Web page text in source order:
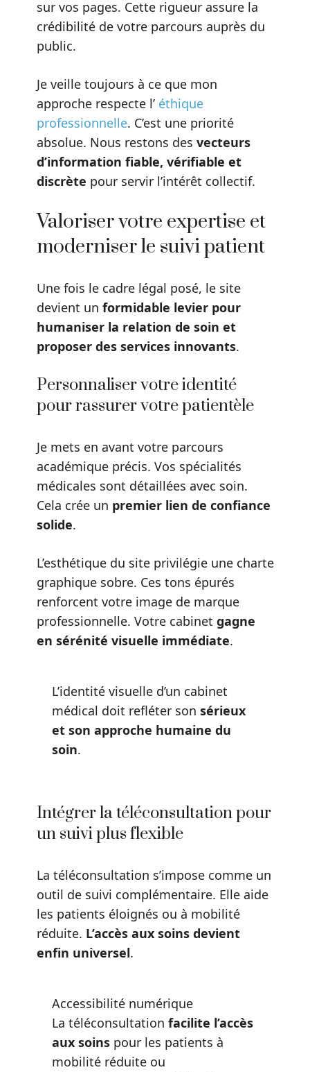
sur vos pages. Cette rigueur assure la
crédibilité de votre parcours auprès du
public.
Je veille toujours à ce que mon
approche respecte l’ éthique
professionnelle. C’est une priorité
absolue. Nous restons des vecteurs
d’information fiable, vérifiable et
discrète pour servir l’intérêt collectif.
Valoriser votre expertise et
moderniser le suivi patient
Une fois le cadre légal posé, le site
devient un formidable levier pour
humaniser la relation de soin et
proposer des services innovants.
Personnaliser votre identité
pour rassurer votre patientèle
Je mets en avant votre parcours
académique précis. Vos spécialités
médicales sont détaillées avec soin.
Cela crée un premier lien de confiance
solide.
L’esthétique du site privilégie une charte
graphique sobre. Ces tons épurés
renforcent votre image de marque
professionnelle. Votre cabinet gagne
en sérénité visuelle immédiate.
L’identité visuelle d’un cabinet
médical doit refléter son sérieux
et son approche humaine du
soin.
Intégrer la téléconsultation pour
un suivi plus flexible
La téléconsultation s’impose comme un
outil de suivi complémentaire. Elle aide
les patients éloignés ou à mobilité
réduite. L’accès aux soins devient
enfin universel.
Accessibilité numérique
La téléconsultation facilite l’accès
aux soins pour les patients à
mobilité réduite ou